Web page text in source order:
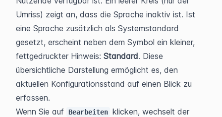
Umriss) zeigt an, dass die Sprache inaktiv ist. Ist
eine Sprache zusätzlich als Systemstandard
gesetzt, erscheint neben dem Symbol ein kleiner,
fettgedruckter Hinweis: Standard. Diese
übersichtliche Darstellung ermöglicht es, den
aktuellen Konfigurationsstand auf einen Blick zu
erfassen.
Wenn Sie auf Bearbeiten klicken, wechselt der